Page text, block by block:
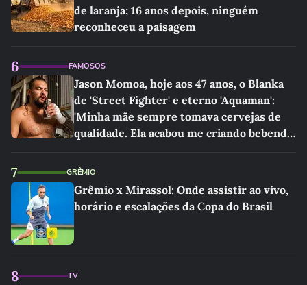
de laranja; 16 anos depois, ninguém
reconheceu a paisagem
6 FAMOSOS
Jason Momoa, hoje aos 47 anos, o Blanka
de 'Street Fighter' e eterno 'Aquaman':
'Minha mãe sempre tomava cervejas de
qualidade. Ela acabou me criando bebendo
7 GRÊMIO
Grêmio x Mirassol: Onde assistir ao vivo,
horário e escalações da Copa do Brasil
8 TV